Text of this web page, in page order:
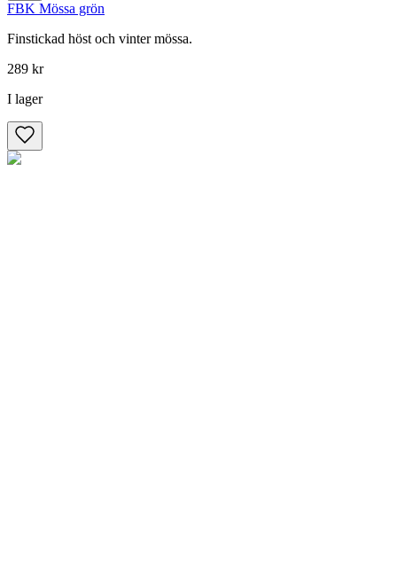
FBK Mössa grön
Finstickad höst och vinter mössa.
289 kr
I lager